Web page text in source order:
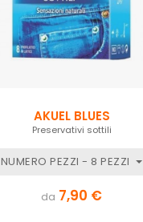
AKUEL BLUES
Preservativi sottili
NUMERO PEZZI - 8 PEZZI
da 7,90 €